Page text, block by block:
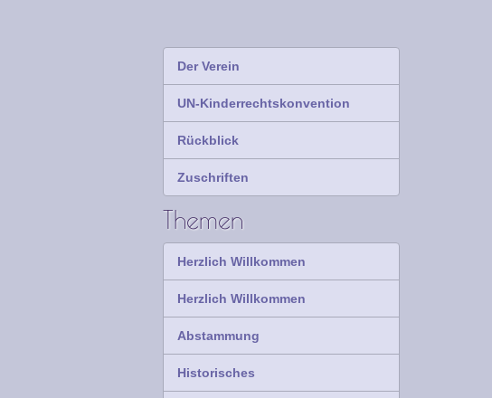
Der Verein
UN-Kinderrechtskonvention
Rückblick
Zuschriften
Themen
Herzlich Willkommen
Herzlich Willkommen
Abstammung
Historisches